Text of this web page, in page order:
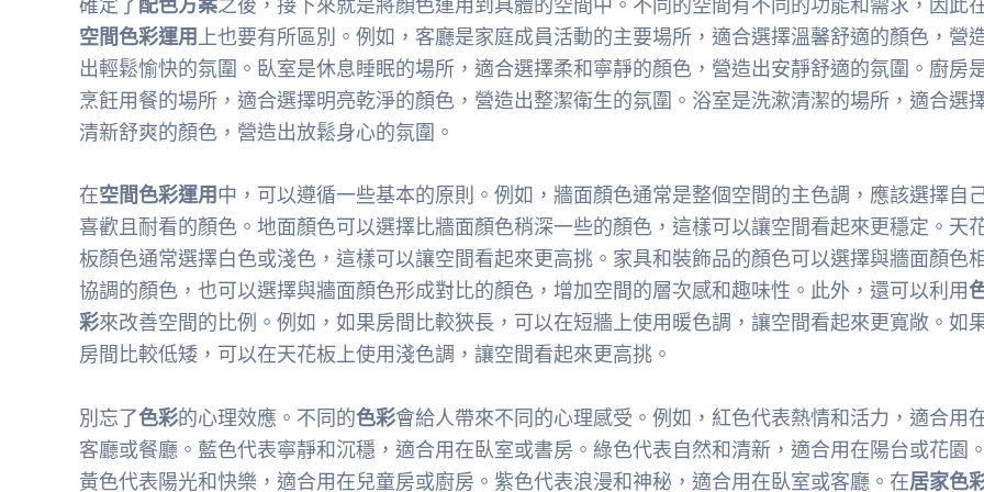
空間色彩運用 上也要有所區別。例如，客廳是家庭成員活動的主要場所，適合選擇溫馨舒適的顏色，營
出輕鬆愉快的氛圍。臥室是休息睡眠的場所，適合選擇柔和寧靜的顏色，營造出安靜舒適的氛圍。廚房
烹飪用餐的場所，適合選擇明亮乾淨的顏色，營造出整潔衛生的氛圍。浴室是洗漱清潔的場所，適合選
清新舒爽的顏色，營造出放鬆身心的氛圍。
在空間色彩運用中，可以遵循一些基本的原則。例如，牆面顏色通常是整個空間的主色調，應該選擇自
喜歡且耐看的顏色。地面顏色可以選擇比牆面顏色稍深一些的顏色，這樣可以讓空間看起來更穩定。天
板顏色通常選擇白色或淺色，這樣可以讓空間看起來更高挑。家具和裝飾品的顏色可以選擇與牆面顏色
協調的顏色，也可以選擇與牆面顏色形成對比的顏色，增加空間的層次感和趣味性。此外，還可以利用
彩來改善空間的比例。例如，如果房間比較狹長，可以在短牆上使用暖色調，讓空間看起來更寬敞。如
房間比較低矮，可以在天花板上使用淺色調，讓空間看起來更高挑。
別忘了色彩的心理效應。不同的色彩會給人帶來不同的心理感受。例如，紅色代表熱情和活力，適合用
客廳或餐廳。藍色代表寧靜和沉穩，適合用在臥室或書房。綠色代表自然和清新，適合用在陽台或花園。
黃色代表陽光和快樂，適合用在兒童房或廚房。紫色代表浪漫和神秘，適合用在臥室或客廳。在居家色